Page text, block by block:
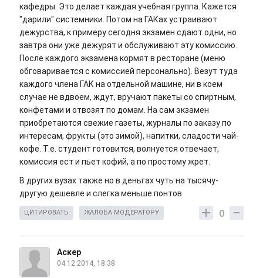
кафедры. Это делает каждая учебная группа. Кажется
"дарили" системники. Потом на ГАКах устраивают
дежурства, к примеру сегодня экзамен сдают одни, но
завтра они уже дежурят и обслуживают эту комиссию.
После каждого экзамена кормят в ресторане (меню
обговаривается с комиссией персонально). Везут туда
каждого члена ГАК на отдельной машине, ни в коем
случае не вдвоем, ждут, вручают пакеты со спиртным,
конфетами и отвозят по домам. На сам экзамен
приобретаются свежие газеты, журналы по заказу по
интересам, фрукты (это зимой), напитки, сладости чай-
кофе. Т.е. студент готовится, волнуется отвечает,
комиссия ест и пьет кофий, а по простому жрет.
В других вузах также но в деньгах чуть на тысячу-
другую дешевле и слегка меньше понтов
0
ЦИТИРОВАТЬ ЖАЛОБА МОДЕРАТОРУ
Аскер
04.12.2014, 18:38